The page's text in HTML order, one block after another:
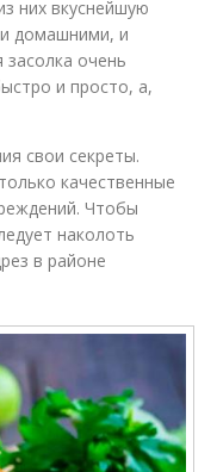
них вкуснейшую
домашними, и
очень
и просто, а,
свои секреты.
качественные
Чтобы
наколоть
в районе